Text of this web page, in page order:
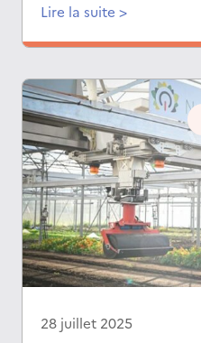
Lire la suite >
28 juillet 2025